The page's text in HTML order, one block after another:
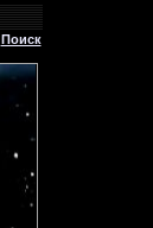
Поиск